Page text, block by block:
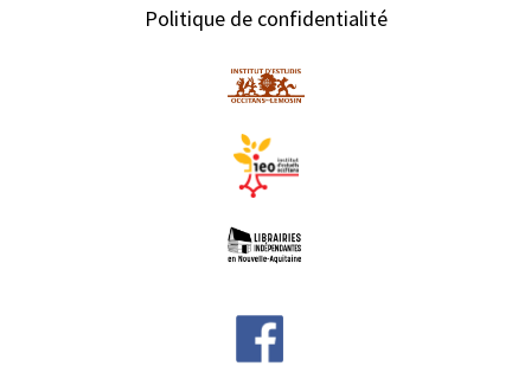
Politique de confidentialité